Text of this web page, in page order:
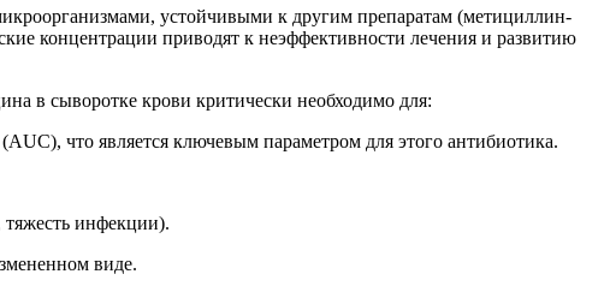
устойчивыми к другим препаратам (метициллин-
концентрации приводят к неэффективности лечения и развитию
в сыворотке крови критически необходимо для:
что является ключевым параметром для этого антибиотика.
инфекции).
виде.